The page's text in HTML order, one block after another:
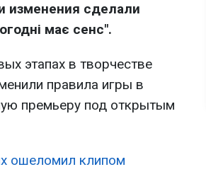
изменения сделали
має сенс".
этапах в творчестве
правила игры в
премьеру под открытым
ошеломил клипом